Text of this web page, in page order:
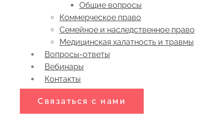
Общие вопросы
Коммерческое право
Семейное и наследственное право
Медицинская халатность и травмы
Вопросы-ответы
Вебинары
Контакты
Связаться с нами